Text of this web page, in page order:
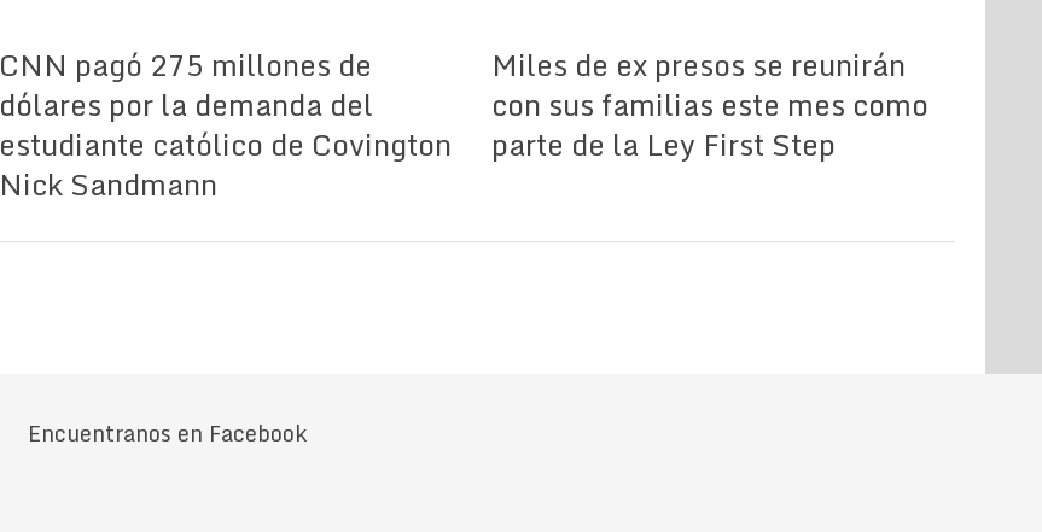
CNN pagó 275 millones de
dólares por la demanda del
estudiante católico de Covington
Nick Sandmann
Miles de ex presos se reunirán
con sus familias este mes como
parte de la Ley First Step
Encuentranos en Facebook